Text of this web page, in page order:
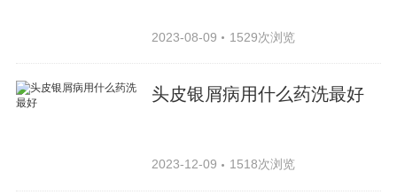
2023-08-09 1529次浏览
头皮银屑病用什么药洗最好
2023-12-09 1518次浏览